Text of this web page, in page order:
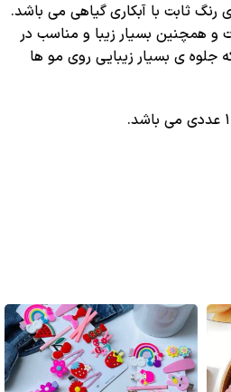
ثابت با آبکاری گیاهی می باشد.
همچنین بسیار زیبا و مناسب در
ی بسیار زیبایی روی مو ها